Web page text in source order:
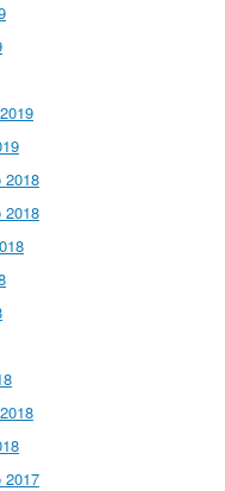
@IGCiencia
twitter.com/i/web/status/1…
2018
2018
2017